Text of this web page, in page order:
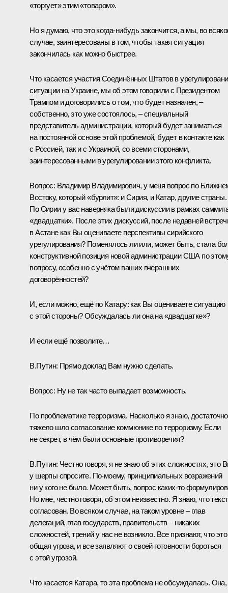
«торгует» этим «товаром».
Но я думаю, что это когда-нибудь закончится, а мы, во
случае, заинтересованы в том, чтобы такая ситуация
закончилась как можно быстрее.
Что касается участия Соединённых Штатов в
ситуации на Украине, мы об этом говорили с Президентом
Трампом и договорились о том, что будет назначен, –
собственно, это уже состоялось, – специальный
представитель администрации, который будет заниматься
на постоянной основе этой проблемой, будет в контакте как
с Россией, так и с Украиной, со всеми сторонами,
заинтересованными в урегулировании этого конфликта.
Вопрос: Владимир Владимирович, у меня вопрос по
Востоку, который «бурлит»: и Сирия, и Катар, другие страны.
По Сирии у вас наверняка были дискуссии в рамках
«двадцатки». После этих дискуссий, после недавней
в Астане как Вы оцениваете перспективы сирийского
урегулирования? Поменялось ли или, может быть, стала
конструктивной позиция новой администрации США по
вопросу, особенно с учётом ваших вчерашних
договорённостей?
И, если можно, ещё по Катару: как Вы оцениваете ситуацию
с этой стороны? Обсуждалась ли она на «двадцатке»?
И если ещё позволите…
В.Путин: Прямо доклад Вам нужно сделать.
Вопрос: Ну не так часто выпадает возможность.
По проблематике терроризма. Насколько я знаю, достаточно
тяжело шло согласование коммюнике по терроризму. Если
не секрет, в чём были основные противоречия?
В.Путин: Честно говоря, я не знаю об этих сложностях, это
у шерпы спросите. По-моему, принципиальных возражений
ни у кого не было. Может быть, вопрос каких‑то
Но мне, честно говоря, об этом неизвестно. Я знаю, что текст
согласован. Во всяком случае, на таком уровне – глав
делегаций, глав государств, правительств – никаких
сложностей, трений у нас не возникло. Все признают, что это
общая угроза, и все заявляют о своей готовности бороться
с этой угрозой.
Что касается Катара, то эта проблема не обсуждалась. Она,